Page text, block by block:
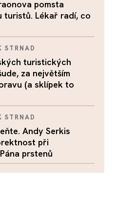
pomsta
turistů. Lékař radí, co
STRNAD
turistických
za největším
(a sklípek to
STRNAD
Andy Serkis
při
prstenů